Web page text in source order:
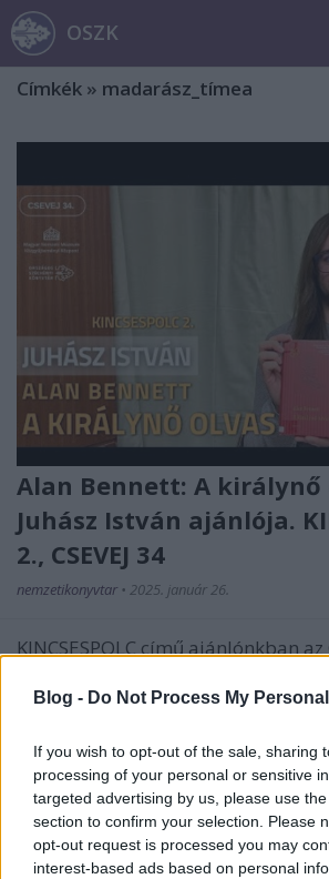
Blog - Do Not Process My
If you wish to opt-out of the sale, sharing
processing of your personal or sensitive
targeted advertising by us, please use
section to confirm your selection. Please
opt-out request is processed you may
interest-based ads based on personal
OSZK
Címkék » madarász_tímea
Alan Bennett: A királynő
Juhász István ajánlója.
2., CSEVEJ 34
nemzetikonyvtar • 2025. január 26.
KINCSESPOLC című ajánlónkban
könyvekből válogatunk, és minden
részében Alan Bennett A királynő
kisregényét ajánlja Juhász István,
és Tájékoztatási…